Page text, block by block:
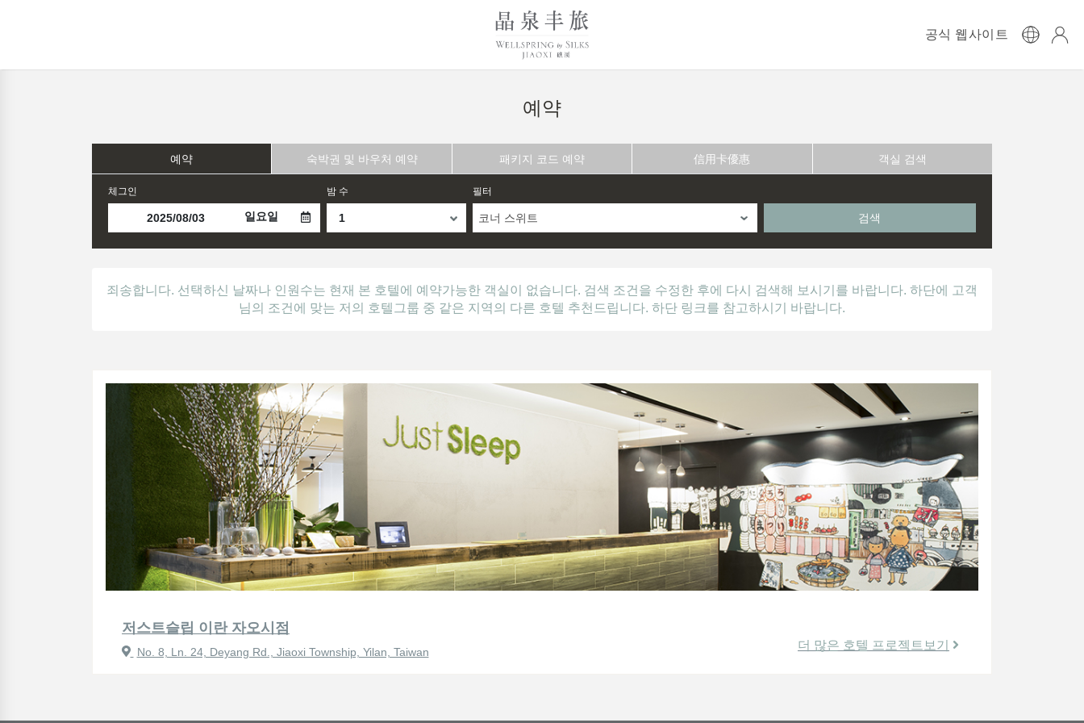
공식 웹사이트
예약
예약 숙박권 및 바우처 예약 패키지 코드 예약 信用卡優惠 객실 검색
체그인
일요일
밤 수 필터
코너 스위트 검색
죄송합니다. 선택하신 날짜나 인원수는 현재 본 호텔에 예약가능한 객실이 없습니다. 검색 조건을 수정한 후에 다시 검색해 보시기를 바랍니다. 하단에 고객
님의 조건에 맞는 저의 호텔그룹 중 같은 지역의 다른 호텔 추천드립니다. 하단 링크를 참고하시기 바랍니다.
저스트슬립 이란 자오시점
No. 8, Ln. 24, Deyang Rd., Jiaoxi Township, Yilan, Taiwan 더 많은 호텔 프로젝트보기